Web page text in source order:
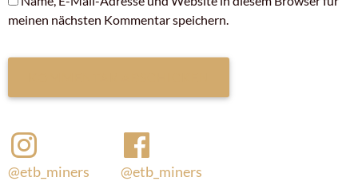
meinen nächsten Kommentar speichern.
@etb_miners @etb_miners